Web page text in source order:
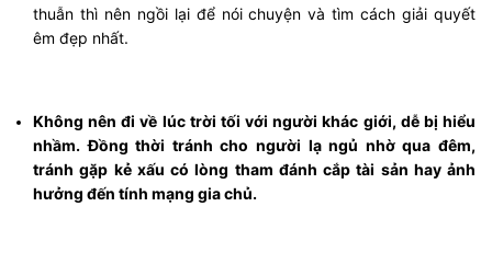
thuẫn thì nên ngồi lại để nói chuyện và tìm cách giải quyết
êm đẹp nhất.
Không nên đi về lúc trời tối với người khác giới, dễ bị hiểu
nhầm. Đồng thời tránh cho người lạ ngủ nhờ qua đêm,
tránh gặp kẻ xấu có lòng tham đánh cắp tài sản hay ảnh
hưởng đến tính mạng gia chủ.